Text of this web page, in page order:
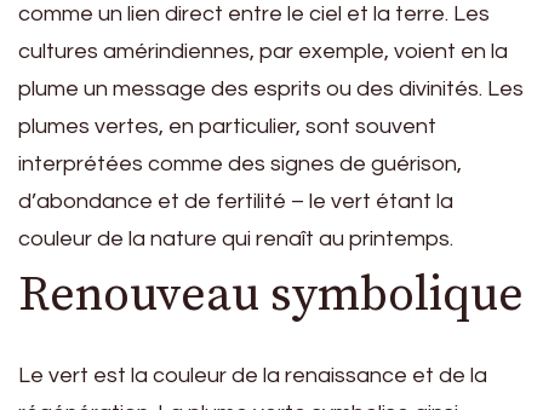
comme un lien direct entre le ciel et la terre. Les
cultures amérindiennes, par exemple, voient en la
plume un message des esprits ou des divinités. Les
plumes vertes, en particulier, sont souvent
interprétées comme des signes de guérison,
d’abondance et de fertilité – le vert étant la
couleur de la nature qui renaît au printemps.
Renouveau symbolique
Le vert est la couleur de la renaissance et de la